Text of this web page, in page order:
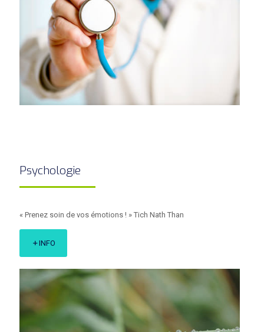
Psychologie
« Prenez soin de vos émotions ! » Tich Nath Than
INFO